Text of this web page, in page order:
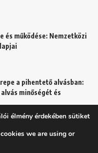
és működése: Nemzetközi
a pihentető alvásban:
minőségét és
élmény érdekében sütiket
we are using or